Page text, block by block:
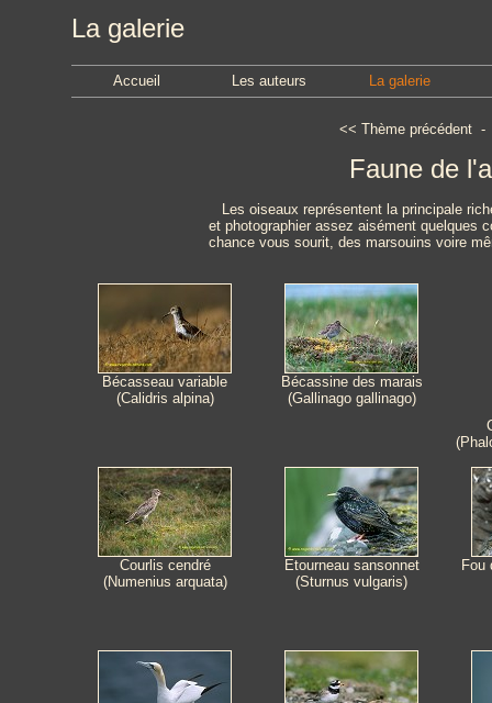
La galerie
Accueil Les auteurs La galerie
<< Thème précédent
Faune de
Les oiseaux représentent la principale
et photographier assez aisément quelques
chance vous sourit, des marsouins voire
Bécasseau variable
(Calidris alpina)
Bécassine des marais
(Gallinago gallinago)
Courlis cendré
(Numenius arquata)
Etourneau sansonnet
(Sturnus vulgaris)
Fou